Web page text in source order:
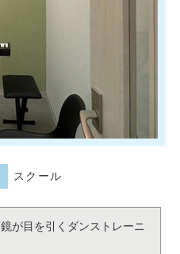
スクール
が目を引くダンストレーニ